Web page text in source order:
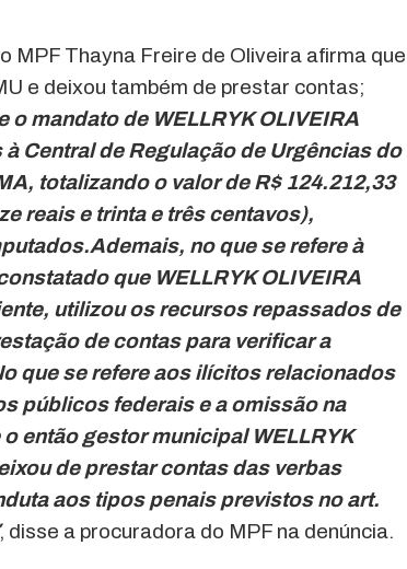
MPF Thayna Freire de Oliveira afirma que
e deixou também de prestar contas;
mandato de WELLRYK OLIVEIRA
Central de Regulação de Urgências do
totalizando o valor de R$ 124.212,33
reais e trinta e três centavos),
no que se refere à
que WELLRYK OLIVEIRA
utilizou os recursos repassados de
de contas para verificar a
que se refere aos ilícitos relacionados
públicos federais e a omissão na
então gestor municipal WELLRYK
de prestar contas das verbas
aos tipos penais previstos noart.
disse a procuradora do MPF na denúncia.